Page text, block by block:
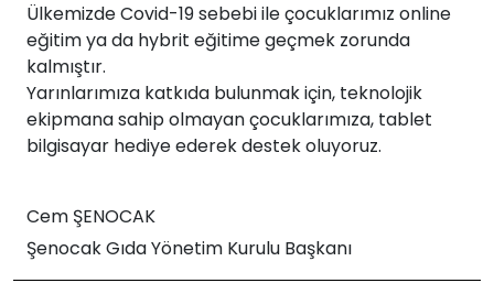
Ülkemizde Covid-19 sebebi ile çocuklarımız online
eğitim ya da hybrit eğitime geçmek zorunda
kalmıştır.
Yarınlarımıza katkıda bulunmak için, teknolojik
ekipmana sahip olmayan çocuklarımıza, tablet
bilgisayar hediye ederek destek oluyoruz.
Cem ŞENOCAK
Şenocak Gıda Yönetim Kurulu Başkanı